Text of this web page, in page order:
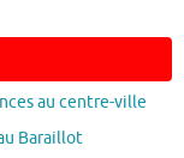
au centre-ville
Baraillot